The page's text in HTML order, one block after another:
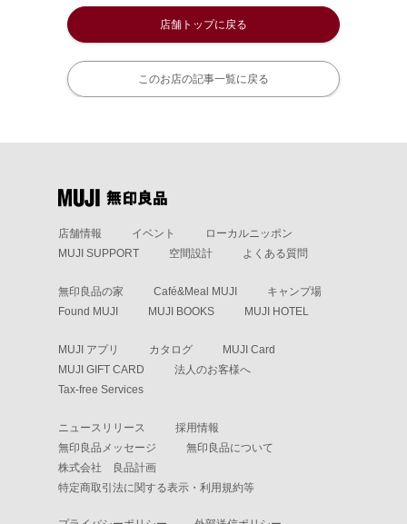
店舗トップに戻る
このお店の記事一覧に戻る
店舗情報 イベント
ローカルニッポン
MUJI SUPPORT
空間設計 よくある質問
無印良品の家 Café&Meal MUJI
キャンプ場
Found MUJI
MUJI BOOKS MUJI HOTEL
MUJI アプリ カタログ
MUJI Card
MUJI GIFT CARD
法人のお客様へ
Tax-free Services
ニュースリリース
採用情報
無印良品メッセージ
無印良品について
株式会社 良品計画
特定商取引法に関する表示・利用規約等